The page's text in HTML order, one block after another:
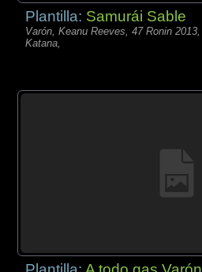
Plantilla: Samurái Sable
Varón, Keanu Reeves, 47 Ronin 2013,
Katana,